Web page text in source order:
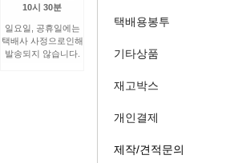
10시 30분
일요일, 공휴일에는
택배사 사정으로인해
발송되지 않습니다.
택배용봉투
기타상품
재고박스
개인결제
제작/견적문의